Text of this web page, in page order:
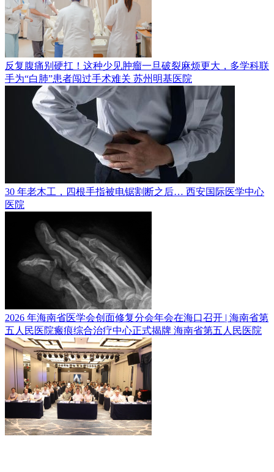
反复腹痛别硬扛！这种少见肿瘤一旦破裂麻烦更大，多学科联
手为“白肺”患者闯过手术难关 苏州明基医院
30 年老木工，四根手指被电锯割断之后… 西安国际医学中心
医院
2026 年海南省医学会创面修复分会年会在海口召开 | 海南省第
五人民医院瘢痕综合治疗中心正式揭牌 海南省第五人民医院